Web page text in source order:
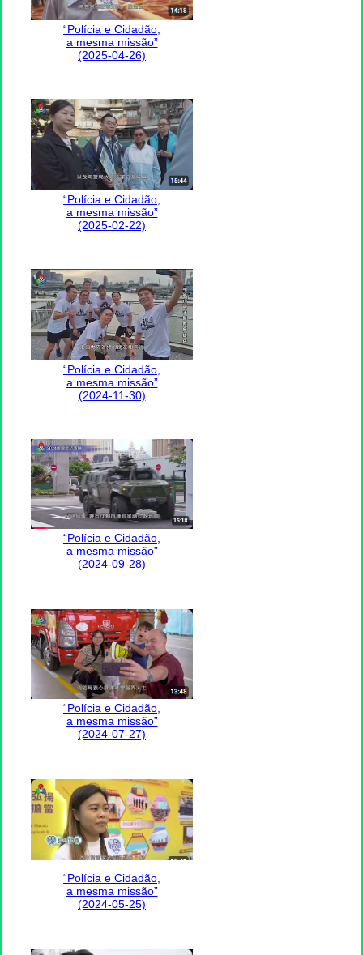
“Polícia e Cidadão,
a mesma missão”
(2025-04-26)
“Polícia e Cidadão,
a mesma missão”
(2025-02-22)
“Polícia e Cidadão,
a mesma missão”
(2024-11-30)
“Polícia e Cidadão,
a mesma missão”
(2024-09-28)
“Polícia e Cidadão,
a mesma missão”
(2024-07-27)
“Polícia e Cidadão,
a mesma missão”
(2024-05-25)